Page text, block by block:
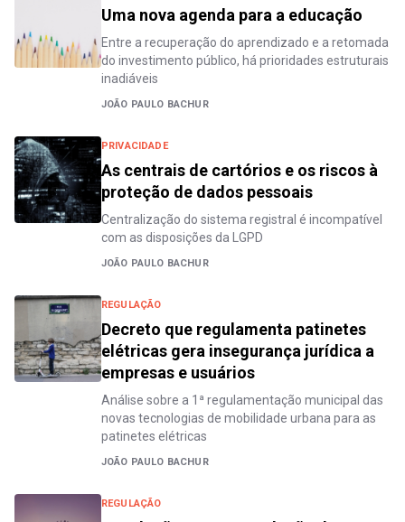
Uma nova agenda para a educação
Entre a recuperação do aprendizado e a retomada
do investimento público, há prioridades estruturais
inadiáveis
JOÃO PAULO BACHUR
PRIVACIDADE
As centrais de cartórios e os riscos à
proteção de dados pessoais
Centralização do sistema registral é incompatível
com as disposições da LGPD
JOÃO PAULO BACHUR
REGULAÇÃO
Decreto que regulamenta patinetes
elétricas gera insegurança jurídica a
empresas e usuários
Análise sobre a 1ª regulamentação municipal das
novas tecnologias de mobilidade urbana para as
patinetes elétricas
JOÃO PAULO BACHUR
REGULAÇÃO